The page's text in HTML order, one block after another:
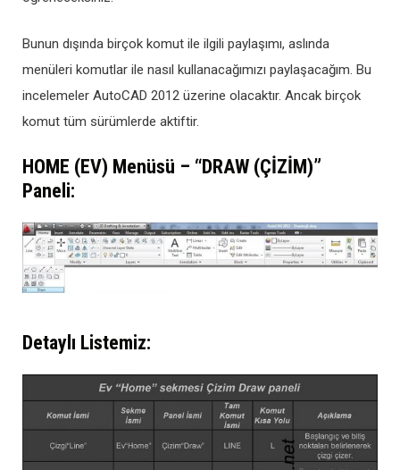
Bunun dışında birçok komut ile ilgili paylaşımı, aslında
menüleri komutlar ile nasıl kullanacağımızı paylaşacağım. Bu
incelemeler AutoCAD 2012 üzerine olacaktır. Ancak birçok
komut tüm sürümlerde aktiftir.
HOME (EV) Menüsü – “DRAW (ÇİZİM)”
Paneli:
Detaylı Listemiz: